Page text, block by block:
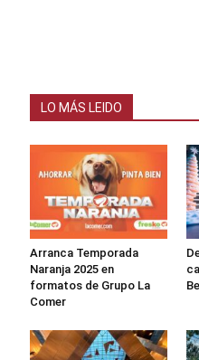
LO MÁS LEIDO
Arranca Temporada
Naranja 2025 en
formatos de Grupo La
Comer